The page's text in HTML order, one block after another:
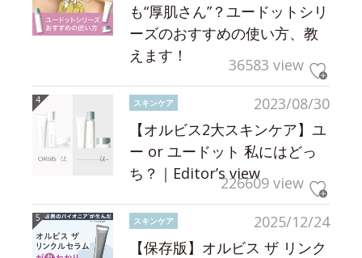
も“厚肌さん”？ユードットシリ
ーズのおすすめの使い方、教
えます！
36583 view
2023/08/30
スキンケア
【オルビス2大スキンケア】ユ
ー or ユードット 私にはどっ
ち？｜Editor’s view226609 view
2025/12/24
スキンケア
【保存版】オルビス ザ リンク